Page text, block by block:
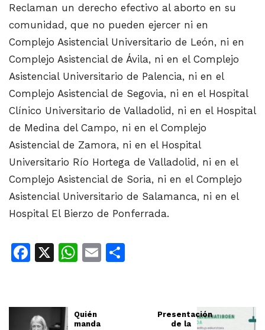
Reclaman un derecho efectivo al aborto en su
comunidad, que no pueden ejercer ni en
Complejo Asistencial Universitario de León, ni en
Complejo Asistencial de Ávila, ni en el Complejo
Asistencial Universitario de Palencia, ni en el
Complejo Asistencial de Segovia, ni en el Hospital
Clínico Universitario de Valladolid, ni en el Hospital
de Medina del Campo, ni en el Complejo
Asistencial de Zamora, ni en el Hospital
Universitario Río Hortega de Valladolid, ni en el
Complejo Asistencial de Soria, ni en el Complejo
Asistencial Universitario de Salamanca, ni en el
Hospital El Bierzo de Ponferrada.
Facebook
X WhatsApp
Email
Quién
manda
Presentación
de la